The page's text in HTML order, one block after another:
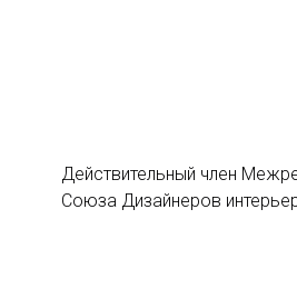
Действительный член
Союза Дизайнеров